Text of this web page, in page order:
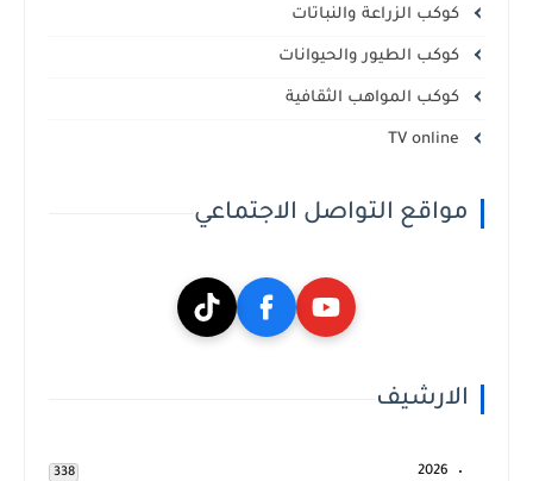
كوكب الزراعة والنباتات
كوكب الطيور والحيوانات
كوكب المواهب الثقافية
مواقع التواصل الاجتماعي
الارشيف
2026
338